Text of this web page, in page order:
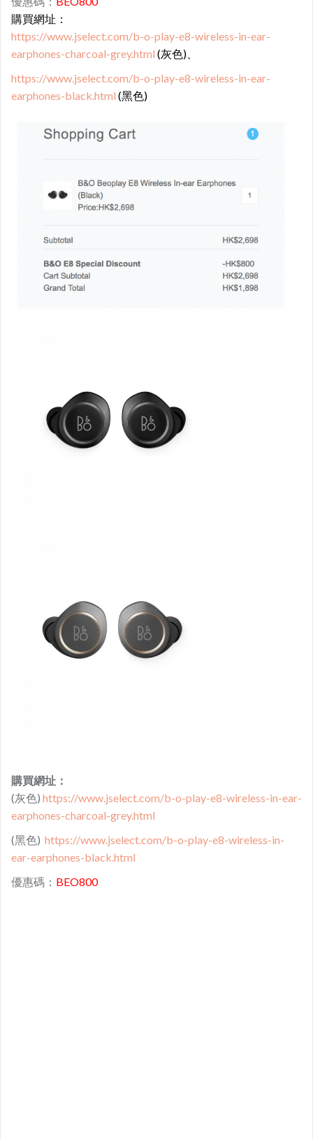
購買網址：
https://www.jselect.com/b-o-play-e8-wireless-in-ear-
earphones-charcoal-grey.html (灰色)、
https://www.jselect.com/b-o-play-e8-wireless-in-ear-
earphones-black.html (黑色)
購買網址：
(灰色) https://www.jselect.com/b-o-play-e8-wireless-in-ear-
earphones-charcoal-grey.html
(黑色) https://www.jselect.com/b-o-play-e8-wireless-in-
ear-earphones-black.html
優惠碼： BEO800